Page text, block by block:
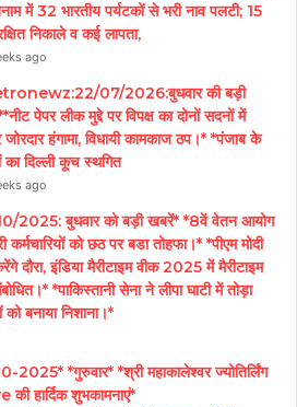
में 32 भारतीय पर्यटकों से भरी नाव पलटी; 15
निकाले व कई लापता,
ago
07/2026:बुधवार की बड़ी
पेपर लीक मुद्दे पर विपक्ष का दोनों सदनों में
जोरदार हंगामा, विधायी कामकाज ठप।* *पंजाब के
का दिल्ली कूच स्थगित
ago
बुधवार को बड़ी खबरें* *8वें वेतन आयोग
को छठ पर बडा तोहफा।* *पीएम मोदी
दौरा, इंडिया मैरीटाइम वीक 2025 में मैरीटाइम
*पाकिस्तानी सेना ने लीपा घाटी में तोड़ा
बनाया निशाना।*
*गुरुवार* *श्री महाकालेश्वर ज्योतिर्लिंग
हार्दिक शुभकामनाएं*